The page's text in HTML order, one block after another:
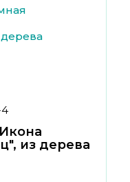
4
из дерева